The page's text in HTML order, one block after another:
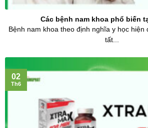
Các bệnh nam khoa phổ biến
Bệnh nam khoa theo định nghĩa y học
tất...
02
Th6